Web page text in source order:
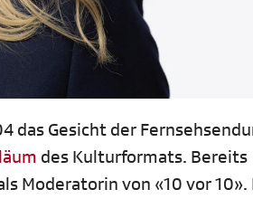
das Gesicht der
des Kulturformats. Bereits
Moderatorin von «10 vor 10».